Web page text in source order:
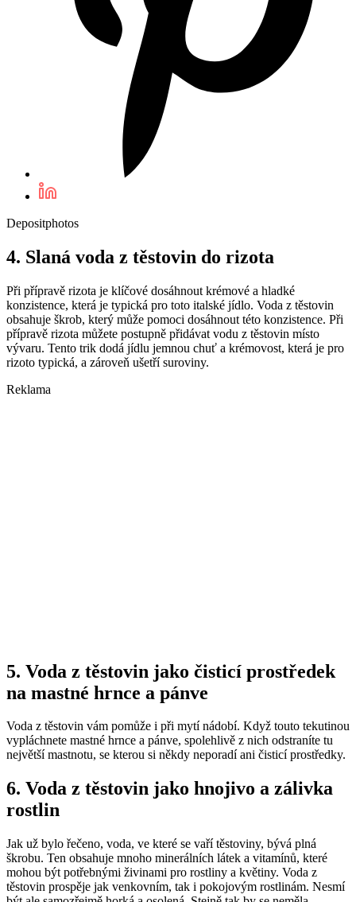
Depositphotos
4. Slaná voda z těstovin do rizota
Při přípravě rizota je klíčové dosáhnout krémové a hladké
konzistence, která je typická pro toto italské jídlo. Voda z těstovin
obsahuje škrob, který může pomoci dosáhnout této konzistence. Při
přípravě rizota můžete postupně přidávat vodu z těstovin místo
vývaru. Tento trik dodá jídlu jemnou chuť a krémovost, která je pro
rizoto typická, a zároveň ušetří suroviny.
Reklama
5. Voda z těstovin jako čisticí prostředek
na mastné hrnce a pánve
Voda z těstovin vám pomůže i při mytí nádobí. Když touto tekutinou
vypláchnete mastné hrnce a pánve, spolehlivě z nich odstraníte tu
největší mastnotu, se kterou si někdy neporadí ani čisticí prostředky.
6. Voda z těstovin jako hnojivo a zálivka
rostlin
Jak už bylo řečeno, voda, ve které se vaří těstoviny, bývá plná
škrobu. Ten obsahuje mnoho minerálních látek a vitamínů, které
mohou být potřebnými živinami pro rostliny a květiny. Voda z
těstovin prospěje jak venkovním, tak i pokojovým rostlinám. Nesmí